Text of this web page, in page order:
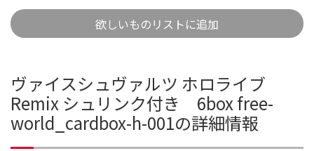
欲しいものリストに追加
ヴァイスシュヴァルツ ホロライブ
Remix シュリンク付き 6box free-
world_cardbox-h-001の詳細情報